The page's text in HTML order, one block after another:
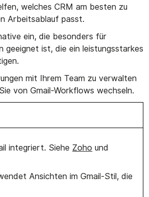
welches CRM am besten zu
Arbeitsablauf passt.
ein, die besonders für
ist, die ein leistungsstarkes
mit Ihrem Team zu verwalten
von Gmail-Workflows wechseln.
integriert. Siehe Zoho und
Ansichten im Gmail-Stil, die